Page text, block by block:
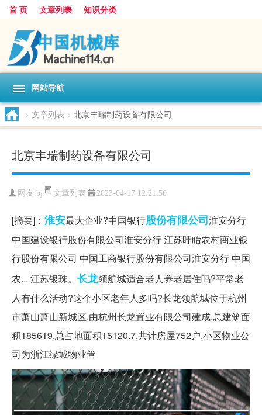
首 页 文章列表 知识分类
网站导航
> 文章列表 > 北京丰瑞制药设备有限公司
北京丰瑞制药设备有限公司
网友:bj 文章列表 2023-04-17 12:21:50
[摘要]： 淮安最大企业?中国银行股份有限公司淮安分行
中国建设银行股份有限公司淮安分行 江苏盱眙农村商业银
行股份有限公司 中国工商银行股份有限公司淮安分行 中国
农... 江苏银珠。 长龙领航城适合老人养老居住吗?平常老
人有什么活动?这个小区老年人多吗?长龙领航城位于杭州
市萧山萧山新城区,由杭州长龙置业有限公司建成,总建筑面
积185619,总占地面积15120.7,共计房屋752户,小区物业公
司为浙江绿城物业管